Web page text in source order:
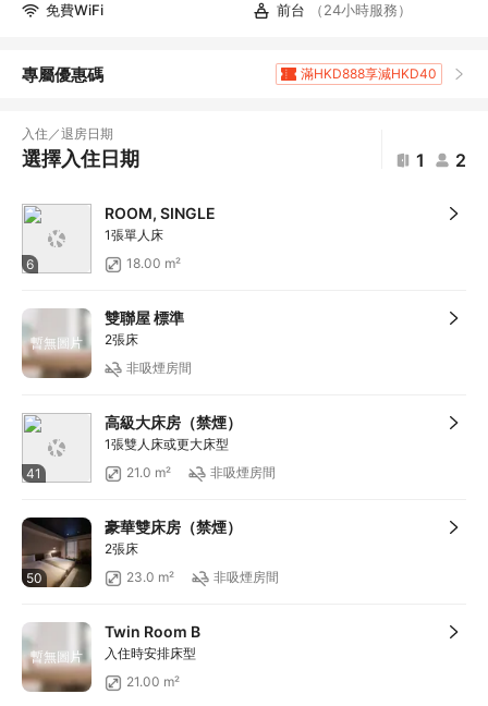
免費WiFi 前台 （24小時服務）
專屬優惠碼
滿HKD888享減HKD40
滿HKD800享減HKD50
入住／退房日期
選擇入住日期 1 2
6
ROOM, SINGLE
1張單人床
18.00 m²
暫無圖片
雙聯屋 標準
2張床
非吸煙房間
41
高級大床房（禁煙）
1張雙人床或更大床型
21.0 m²
非吸煙房間
50
豪華雙床房（禁煙）
2張床
23.0 m²
非吸煙房間
暫無圖片
Twin Room B
入住時安排床型
21.00 m²